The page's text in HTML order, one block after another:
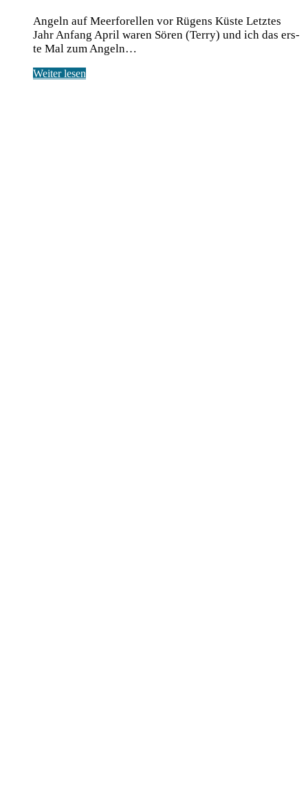
Angeln auf Meerforellen vor Rügens Küste Letz­tes
Jahr Anfang April waren Sören (Ter­ry) und ich das ers­
te Mal zum Angeln…
Weiter lesen